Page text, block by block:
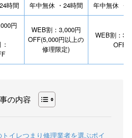
時間 年中無休 ・24時間 年中無休 ・
円
WEB割：3,000円
OFF(5,000円以上の
修理限定)
WEB割：
OFF
の内容
イレつまり修理業者を選ぶポイ